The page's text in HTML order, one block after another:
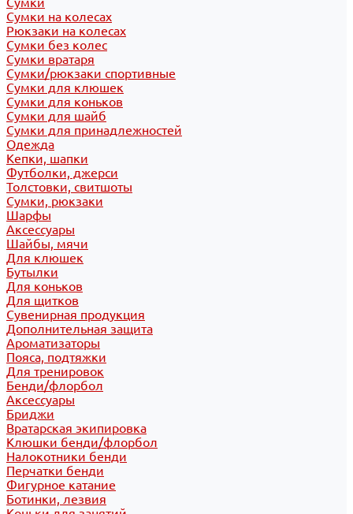
Сумки на колесах
Рюкзаки на колесах
Сумки без колес
Сумки вратаря
Сумки/рюкзаки спортивные
Сумки для клюшек
Сумки для коньков
Сумки для шайб
Сумки для принадлежностей
Одежда
Кепки, шапки
Футболки, джерси
Толстовки, свитшоты
Сумки, рюкзаки
Шарфы
Аксессуары
Шайбы, мячи
Для клюшек
Бутылки
Для коньков
Для щитков
Сувенирная продукция
Дополнительная защита
Ароматизаторы
Пояса, подтяжки
Для тренировок
Бенди/флорбол
Аксессуары
Бриджи
Вратарская экипировка
Клюшки бенди/флорбол
Налокотники бенди
Перчатки бенди
Фигурное катание
Ботинки, лезвия